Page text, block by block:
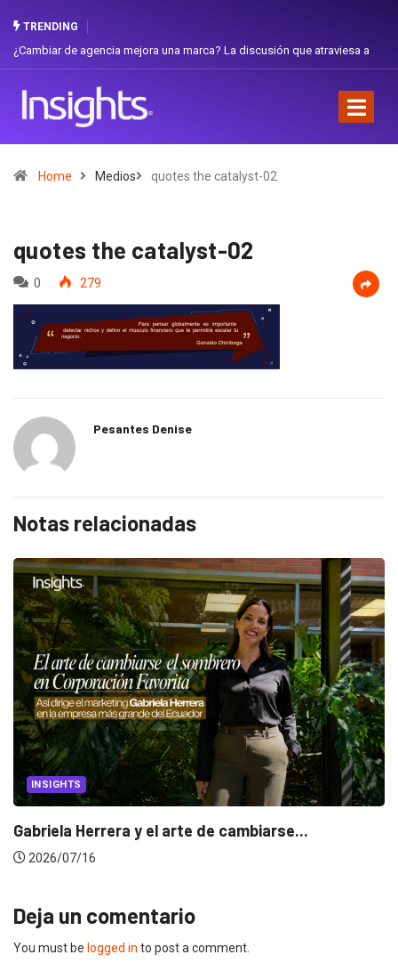
TRENDING
de agencia mejora una marca? La discusión que atraviesa a
Home Medios quotes the catalyst-02
quotes the catalyst-02
0 279
Pesantes Denise
Notas relacionadas
INSIGHTS
Gabriela Herrera y el arte de cambiarse...
2026/07/16
Deja un comentario
You must be logged in to post a comment.